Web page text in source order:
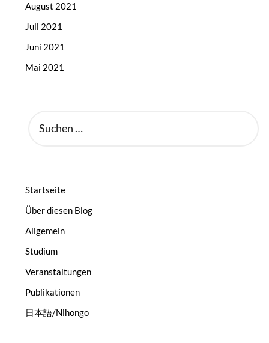
August 2021
Juli 2021
Juni 2021
Mai 2021
NACH:
Startseite
Über diesen Blog
Allgemein
Studium
Veranstaltungen
Publikationen
日本語/Nihongo